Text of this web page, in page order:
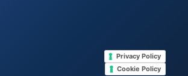
Privacy Policy
Cookie Policy